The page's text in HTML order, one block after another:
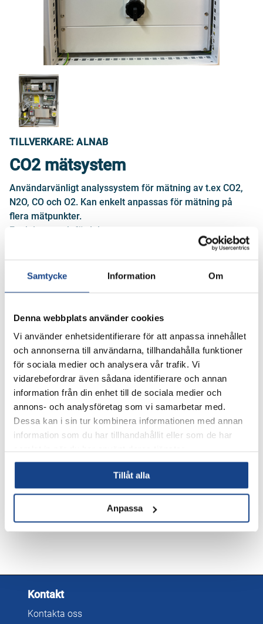
Samtycke Information Om
Denna webbplats använder cookies
Vi använder enhetsidentifierare för att anpassa innehållet
och annonserna till användarna, tillhandahålla funktioner
för sociala medier och analysera vår trafik. Vi
vidarebefordrar även sådana identifierare och annan
information från din enhet till de sociala medier och
annons- och analysföretag som vi samarbetar med.
Dessa kan i sin tur kombinera informationen med annan
information som du har tillhandahållit eller som de har
Tillåt alla
Anpassa
TILLVERKARE: ALNAB
CO2 mätsystem
Användarvänligt analyssystem för mätning av t.ex CO2,
N2O, CO och O2. Kan enkelt anpassas för mätning på
flera mätpunkter.
Funktioner och fördelar:
inte krävs (AUTOCAL med omgivande luft)
Nollpunkten kalibreras med omgivningsluft och
Hög selektivitet tack vare flerskiktsdetektorer t.ex. liten
tvärkänslighet mot vattenånga
Enkla att använda. Meny i klartext.
FÅ OFFERT
Tekniska dokument
Datablad LADDA NER
Kontakt
Kontakta oss